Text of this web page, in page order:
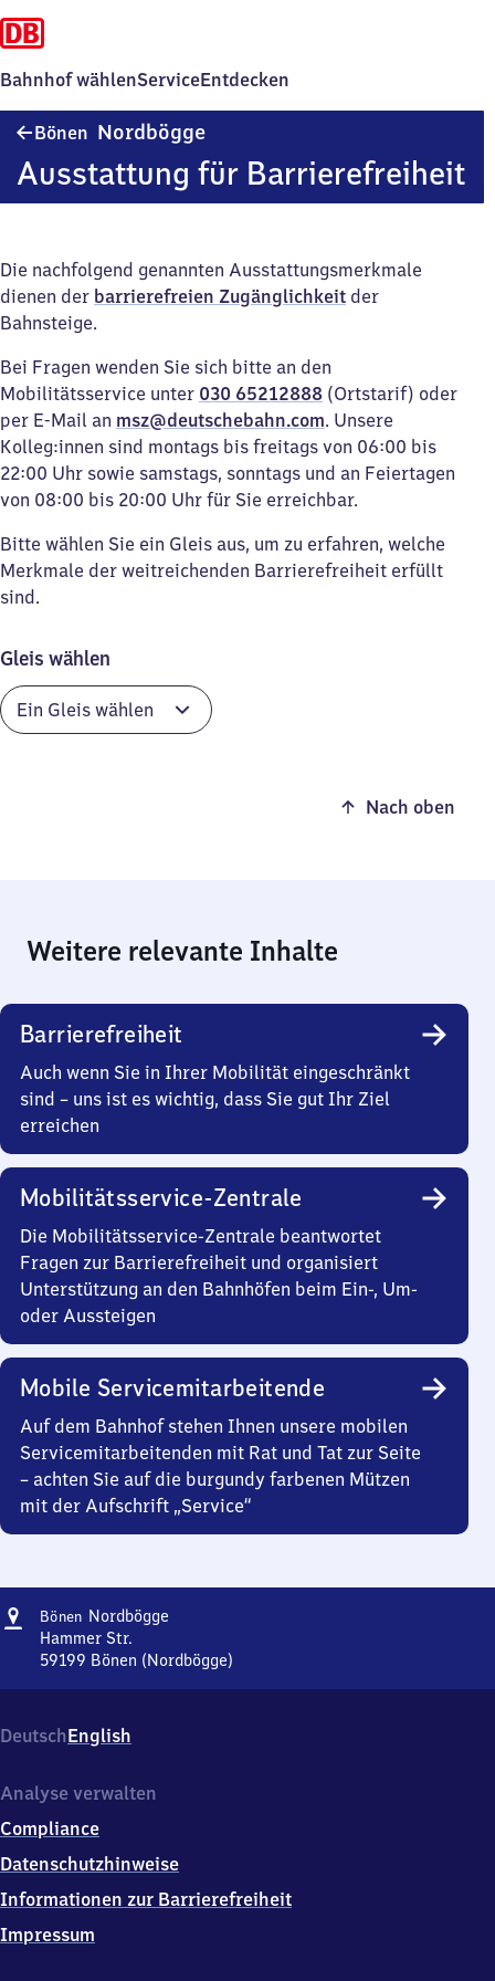
Bahnhof wählenServiceEntdecken
Bönen Nordbögge
Ausstattung für Barrierefreiheit
Die nachfolgend genannten Ausstattungsmerkmale
dienen der barrierefreien Zugänglichkeit der
Bahnsteige.
Bei Fragen wenden Sie sich bitte an den
Mobilitätsservice unter 030 65212888 (Ortstarif) oder
per E-Mail an msz@deutschebahn.com. Unsere
Kolleg:innen sind montags bis freitags von 06:00 bis
22:00 Uhr sowie samstags, sonntags und an Feiertagen
von 08:00 bis 20:00 Uhr für Sie erreichbar.
Bitte wählen Sie ein Gleis aus, um zu erfahren, welche
Merkmale der weitreichenden Barrierefreiheit erfüllt
sind.
Gleis wählen
Nach oben
Weitere relevante Inhalte
Barrierefreiheit
Auch wenn Sie in Ihrer Mobilität eingeschränkt
sind – uns ist es wichtig, dass Sie gut Ihr Ziel
erreichen
Mobilitätsservice-Zentrale
Die Mobilitätsservice-Zentrale beantwortet
Fragen zur Barrierefreiheit und organisiert
Unterstützung an den Bahnhöfen beim Ein-, Um-
oder Aussteigen
Mobile Servicemitarbeitende
Auf dem Bahnhof stehen Ihnen unsere mobilen
Servicemitarbeitenden mit Rat und Tat zur Seite
– achten Sie auf die burgundy farbenen Mützen
mit der Aufschrift „Service“
Adresse
Bönen Nordbögge
Hammer Str.
59199 Bönen (Nordbögge)
Hammer
Str.,
9
9
9
(Nordbögge)
DeutschEnglish
Analyse verwalten
Compliance
Datenschutzhinweise
Informationen zur Barrierefreiheit
Impressum